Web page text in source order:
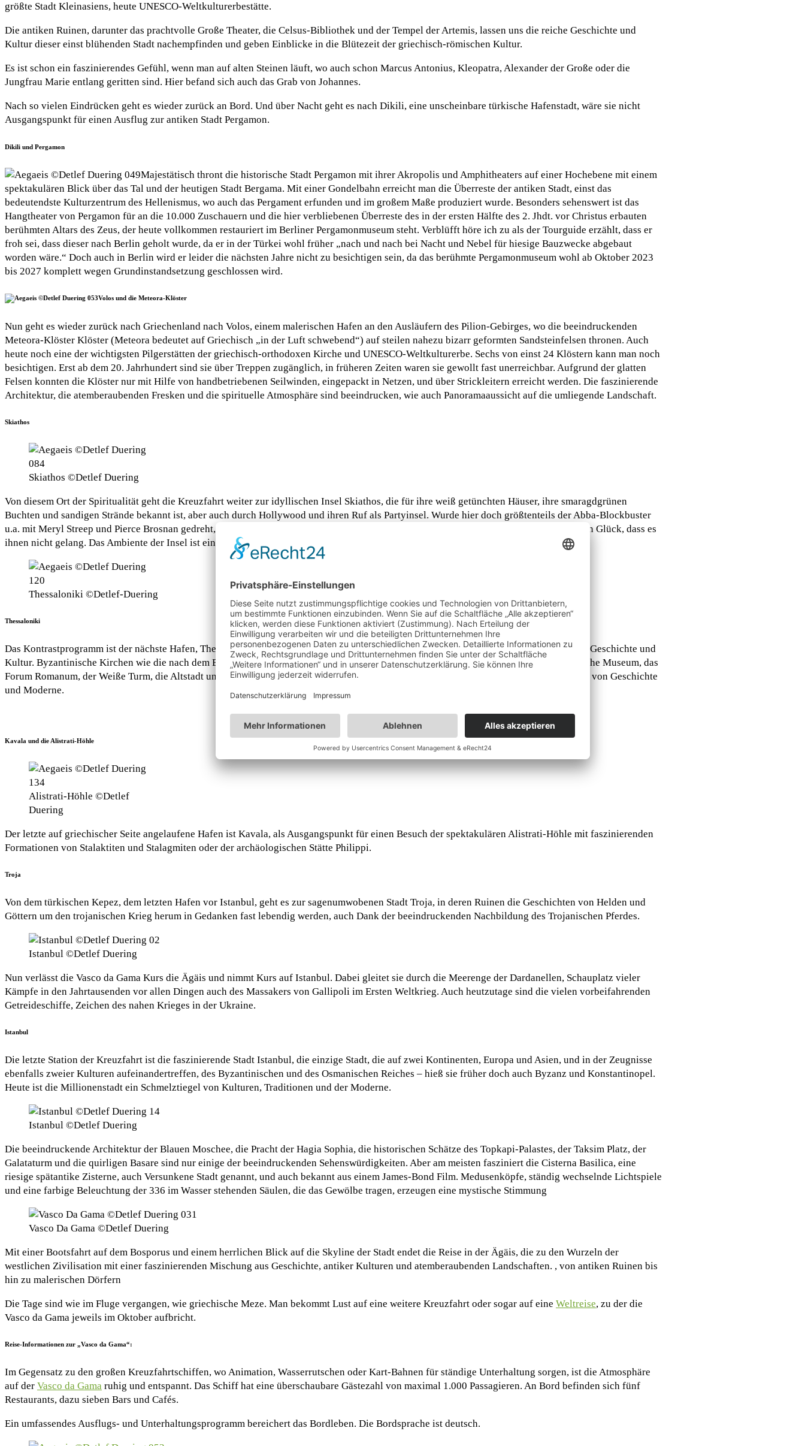
größte Stadt Kleinasiens, heute UNESCO-Weltkulturerbestätte.
Die antiken Ruinen, darunter das prachtvolle Große Theater, die Celsus-Bibliothek und der Tempel der Artemis, lassen uns die reiche Geschichte und
Kultur dieser einst blühenden Stadt nachempfinden und geben Einblicke in die Blütezeit der griechisch-römischen Kultur.
Es ist schon ein faszinierendes Gefühl, wenn man auf alten Steinen läuft, wo auch schon Marcus Antonius, Kleopatra, Alexander der Große oder die
Jungfrau Marie entlang geritten sind. Hier befand sich auch das Grab von Johannes.
Nach so vielen Eindrücken geht es wieder zurück an Bord. Und über Nacht geht es nach Dikili, eine unscheinbare türkische Hafenstadt, wäre sie nicht
Ausgangspunkt für einen Ausflug zur antiken Stadt Pergamon.
Dikili und Pergamon
Majestätisch thront die historische Stadt Pergamon mit ihrer Akropolis und Amphitheaters auf einer Hochebene mit einem
spektakulären Blick über das Tal und der heutigen Stadt Bergama. Mit einer Gondelbahn erreicht man die Überreste der antiken Stadt, einst das
bedeutendste Kulturzentrum des Hellenismus, wo auch das Pergament erfunden und im großem Maße produziert wurde. Besonders sehenswert ist das
Hangtheater von Pergamon für an die 10.000 Zuschauern und die hier verbliebenen Überreste des in der ersten Hälfte des 2. Jhdt. vor Christus erbauten
berühmten Altars des Zeus, der heute vollkommen restauriert im Berliner Pergamonmuseum steht. Verblüfft höre ich zu als der Tourguide erzählt, dass er
froh sei, dass dieser nach Berlin geholt wurde, da er in der Türkei wohl früher „nach und nach bei Nacht und Nebel für hiesige Bauzwecke abgebaut
worden wäre.“ Doch auch in Berlin wird er leider die nächsten Jahre nicht zu besichtigen sein, da das berühmte Pergamonmuseum wohl ab Oktober 2023
bis 2027 komplett wegen Grundinstandsetzung geschlossen wird.
Volos und die Meteora-Klöster
Nun geht es wieder zurück nach Griechenland nach Volos, einem malerischen Hafen an den Ausläufern des Pilion-Gebirges, wo die beeindruckenden
Meteora-Klöster Klöster (Meteora bedeutet auf Griechisch „in der Luft schwebend“) auf steilen nahezu bizarr geformten Sandsteinfelsen thronen. Auch
heute noch eine der wichtigsten Pilgerstätten der griechisch-orthodoxen Kirche und UNESCO-Weltkulturerbe. Sechs von einst 24 Klöstern kann man noch
besichtigen. Erst ab dem 20. Jahrhundert sind sie über Treppen zugänglich, in früheren Zeiten waren sie gewollt fast unerreichbar. Aufgrund der glatten
Felsen konnten die Klöster nur mit Hilfe von handbetriebenen Seilwinden, eingepackt in Netzen, und über Strickleitern erreicht werden. Die faszinierende
Architektur, die atemberaubenden Fresken und die spirituelle Atmosphäre sind beeindrucken, wie auch Panoramaaussicht auf die umliegende Landschaft.
Skiathos
Skiathos ©Detlef Duering
Von diesem Ort der Spiritualität geht die Kreuzfahrt weiter zur idyllischen Insel Skiathos, die für ihre weiß getünchten Häuser, ihre smaragdgrünen
Buchten und sandigen Strände bekannt ist, aber auch durch Hollywood und ihren Ruf als Partyinsel. Wurde hier doch größtenteils der Abba-Blockbuster
u.a. mit Meryl Streep und Pierce Brosnan gedreht, aber auch bereits in den 1960er-Jahren wollten die Beatles die gesamte Insel kaufen. Ein Glück, dass es
ihnen nicht gelang. Das Ambiente der Insel ist einfach grandios und lädt dazu ein, die Seele baumeln zu lassen.
Thessaloniki ©Detlef-Duering
Thessaloniki
Das Kontrastprogramm ist der nächste Hafen, Thessaloniki, die zweitgrößte Stadt Griechenlands und eine lebhafte Stadt mit einer reichen Geschichte und
Kultur. Byzantinische Kirchen wie die nach dem Entwurf der berühmten Hagia Sophia erbauten Agia Sofia, die Rotonda, das Archäologische Museum, das
Forum Romanum, der Weiße Turm, die Altstadt und auf der anderen Seite ein pulsierendes Stadtzentrum, ein einzigartiges Zusammenspiel von Geschichte
und Moderne.
Kavala und die Alistrati-Höhle
Alistrati-Höhle ©Detlef
Duering
Der letzte auf griechischer Seite angelaufene Hafen ist Kavala, als Ausgangspunkt für einen Besuch der spektakulären Alistrati-Höhle mit faszinierenden
Formationen von Stalaktiten und Stalagmiten oder der archäologischen Stätte Philippi.
Troja
Von dem türkischen Kepez, dem letzten Hafen vor Istanbul, geht es zur sagenumwobenen Stadt Troja, in deren Ruinen die Geschichten von Helden und
Göttern um den trojanischen Krieg herum in Gedanken fast lebendig werden, auch Dank der beeindruckenden Nachbildung des Trojanischen Pferdes.
Istanbul ©Detlef Duering
Nun verlässt die Vasco da Gama Kurs die Ägäis und nimmt Kurs auf Istanbul. Dabei gleitet sie durch die Meerenge der Dardanellen, Schauplatz vieler
Kämpfe in den Jahrtausenden vor allen Dingen auch des Massakers von Gallipoli im Ersten Weltkrieg. Auch heutzutage sind die vielen vorbeifahrenden
Getreideschiffe, Zeichen des nahen Krieges in der Ukraine.
Istanbul
Die letzte Station der Kreuzfahrt ist die faszinierende Stadt Istanbul, die einzige Stadt, die auf zwei Kontinenten, Europa und Asien, und in der Zeugnisse
ebenfalls zweier Kulturen aufeinandertreffen, des Byzantinischen und des Osmanischen Reiches – hieß sie früher doch auch Byzanz und Konstantinopel.
Heute ist die Millionenstadt ein Schmelztiegel von Kulturen, Traditionen und der Moderne.
Istanbul ©Detlef Duering
Die beeindruckende Architektur der Blauen Moschee, die Pracht der Hagia Sophia, die historischen Schätze des Topkapi-Palastes, der Taksim Platz, der
Galataturm und die quirligen Basare sind nur einige der beeindruckenden Sehenswürdigkeiten. Aber am meisten fasziniert die Cisterna Basilica, eine
riesige spätantike Zisterne, auch Versunkene Stadt genannt, und auch bekannt aus einem James-Bond Film. Medusenköpfe, ständig wechselnde Lichtspiele
und eine farbige Beleuchtung der 336 im Wasser stehenden Säulen, die das Gewölbe tragen, erzeugen eine mystische Stimmung
Vasco Da Gama ©Detlef Duering
Mit einer Bootsfahrt auf dem Bosporus und einem herrlichen Blick auf die Skyline der Stadt endet die Reise in der Ägäis, die zu den Wurzeln der
westlichen Zivilisation mit einer faszinierenden Mischung aus Geschichte, antiker Kulturen und atemberaubenden Landschaften. , von antiken Ruinen bis
hin zu malerischen Dörfern
Die Tage sind wie im Fluge vergangen, wie griechische Meze. Man bekommt Lust auf eine weitere Kreuzfahrt oder sogar auf eine Weltreise, zu der die
Vasco da Gama jeweils im Oktober aufbricht.
Reise-Informationen zur „Vasco da Gama“:
Im Gegensatz zu den großen Kreuzfahrtschiffen, wo Animation, Wasserrutschen oder Kart-Bahnen für ständige Unterhaltung sorgen, ist die Atmosphäre
auf der Vasco da Gama ruhig und entspannt. Das Schiff hat eine überschaubare Gästezahl von maximal 1.000 Passagieren. An Bord befinden sich fünf
Restaurants, dazu sieben Bars und Cafés.
Ein umfassendes Ausflugs- und Unterhaltungsprogramm bereichert das Bordleben. Die Bordsprache ist deutsch.